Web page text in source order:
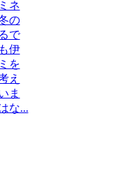
ネ
の
で
伊
を
え
ま
な...